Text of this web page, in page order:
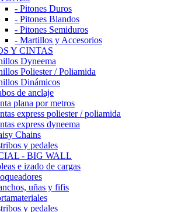
- Pitones Duros
- Pitones Blandos
- Pitones Semiduros
- Martillos y Accesorios
Y CINTAS
Dyneema
Poliester / Poliamida
Dinámicos
de anclaje
plana por metros
express poliester / poliamida
express dyneema
Chains
y pedales
- BIG WALL
e izado de cargas
uñas y fifis
y pedales